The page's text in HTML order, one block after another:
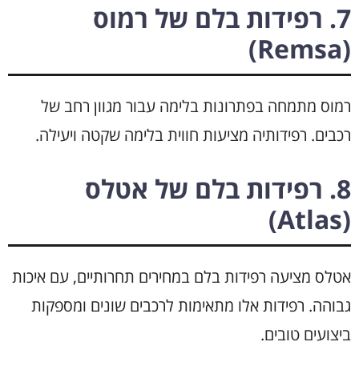
7. רפידות בלם של רמוס
(Remsa)
רמוס מתמחה בפתרונות בלימה עבור מגוון רחב של
רכבים. רפידותיה מציעות חווית בלימה שקטה ויעילה.
8. רפידות בלם של אטלס
(Atlas)
אטלס מציעה רפידות בלם במחירים תחרותיים, עם איכות
גבוהה. רפידות אלו מתאימות לרכבים שונים ומספקות
ביצועים טובים.